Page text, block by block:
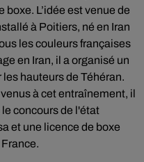
boxe. L’idée est venue de
à Poitiers, né en Iran
les couleurs françaises
en Iran, il a organisé un
hauteurs de Téhéran.
à cet entraînement, il
concours de l'état
et une licence de boxe